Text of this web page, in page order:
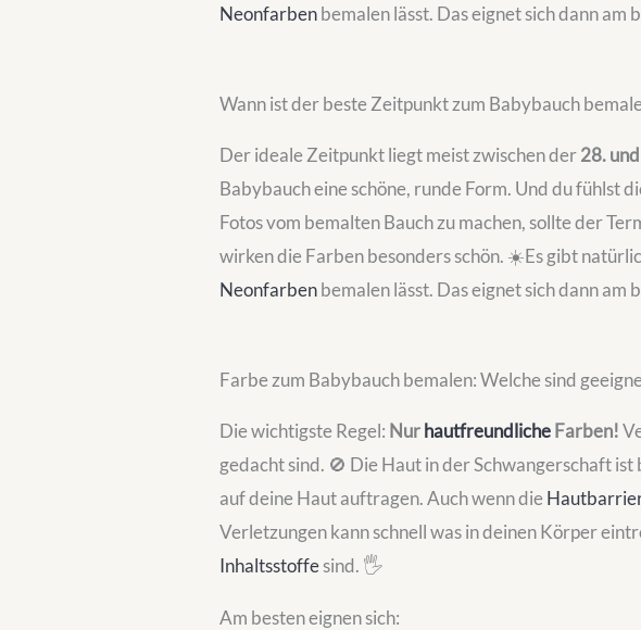
Neonfarbenbemalen lässt. Das eignet sich dann am
Wann ist der beste Zeitpunkt zum Babybauch
Der ideale Zeitpunkt liegt meist zwischen der28.
Babybauch eine schöne, runde Form. Und du fühlst
Fotos vom bemalten Bauch zu machen, sollte der
wirken die Farben besonders schön. ☀️Es gibt
Neonfarbenbemalen lässt. Das eignet sich dann am
Farbe zum Babybauch bemalen: Welche sind
Die wichtigste Regel: NurhautfreundlicheFarben!
gedacht sind. 🚫 Die Haut in der Schwangerschaft
auf deine Haut auftragen. Auch wenn die
Verletzungen kann schnell was in deinen Körper
Inhaltsstoffesind. 🖐️
Am besten eignen sich: